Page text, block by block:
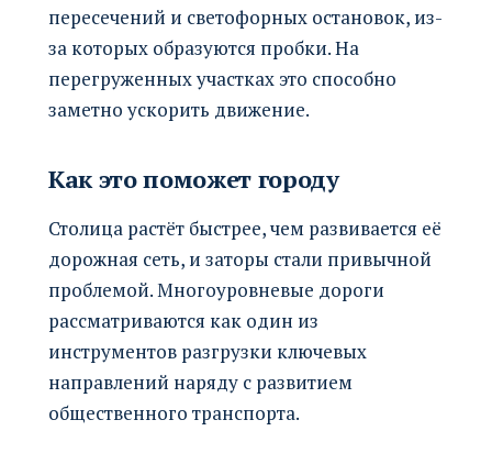
пересечений и светофорных остановок, из-
за которых образуются пробки. На
перегруженных участках это способно
заметно ускорить движение.
Как это поможет городу
Столица растёт быстрее, чем развивается её
дорожная сеть, и заторы стали привычной
проблемой. Многоуровневые дороги
рассматриваются как один из
инструментов разгрузки ключевых
направлений наряду с развитием
общественного транспорта.